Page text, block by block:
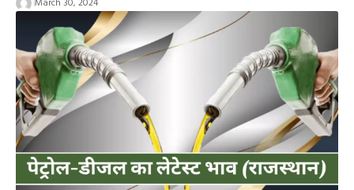
March 30, 2024